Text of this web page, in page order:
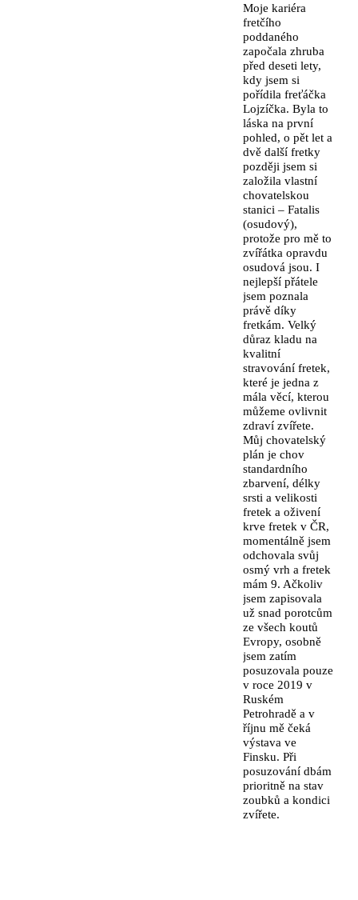
Moje kariéra
fretčího
poddaného
započala zhruba
před deseti lety,
kdy jsem si
pořídila freťáčka
Lojzíčka. Byla to
láska na první
pohled, o pět let a
dvě další fretky
později jsem si
založila vlastní
chovatelskou
stanici – Fatalis
(osudový),
protože pro mě to
zvířátka opravdu
osudová jsou. I
nejlepší přátele
jsem poznala
právě díky
fretkám. Velký
důraz kladu na
kvalitní
stravování fretek,
které je jedna z
mála věcí, kterou
můžeme ovlivnit
zdraví zvířete.
Můj chovatelský
plán je chov
standardního
zbarvení, délky
srsti a velikosti
fretek a oživení
krve fretek v ČR,
momentálně jsem
odchovala svůj
osmý vrh a fretek
mám 9. Ačkoliv
jsem zapisovala
už snad porotcům
ze všech koutů
Evropy, osobně
jsem zatím
posuzovala pouze
v roce 2019 v
Ruském
Petrohradě a v
říjnu mě čeká
výstava ve
Finsku. Při
posuzování dbám
prioritně na stav
zoubků a kondici
zvířete.